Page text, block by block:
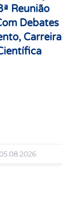
Reunião
Debates
Carreira